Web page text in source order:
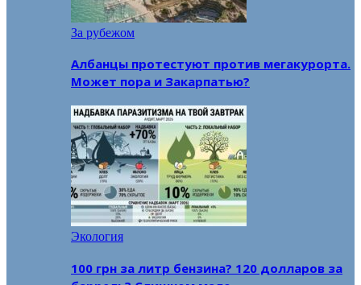
За рубежом
Албанцы протестуют против мегакурорта.
Может пора и Закарпатью?
Экология
100 грн за литр бензина? 120 долларов за